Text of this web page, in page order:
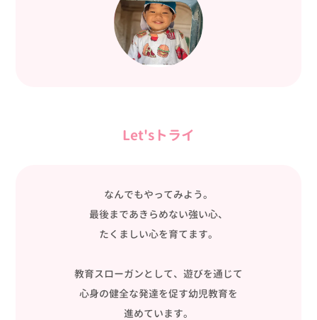
Let'sトライ
なんでもやってみよう。
最後まであきらめない強い心、
たくましい心を育てます。
教育スローガンとして、遊びを通じて
心身の健全な発達を促す幼児教育を
進めています。